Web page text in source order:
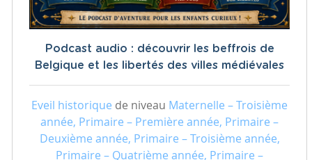
Podcast audio : découvrir les beffrois de
Belgique et les libertés des villes médiévales
Eveil historique de niveau Maternelle – Troisième
année, Primaire – Première année, Primaire –
Deuxième année, Primaire – Troisième année,
Primaire – Quatrième année, Primaire –